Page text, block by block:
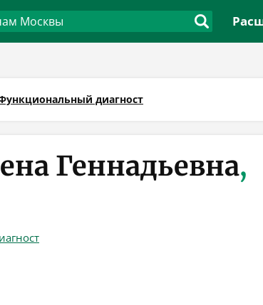
диагност
Геннадьевна,